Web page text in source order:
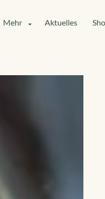
Mehr Aktuelles